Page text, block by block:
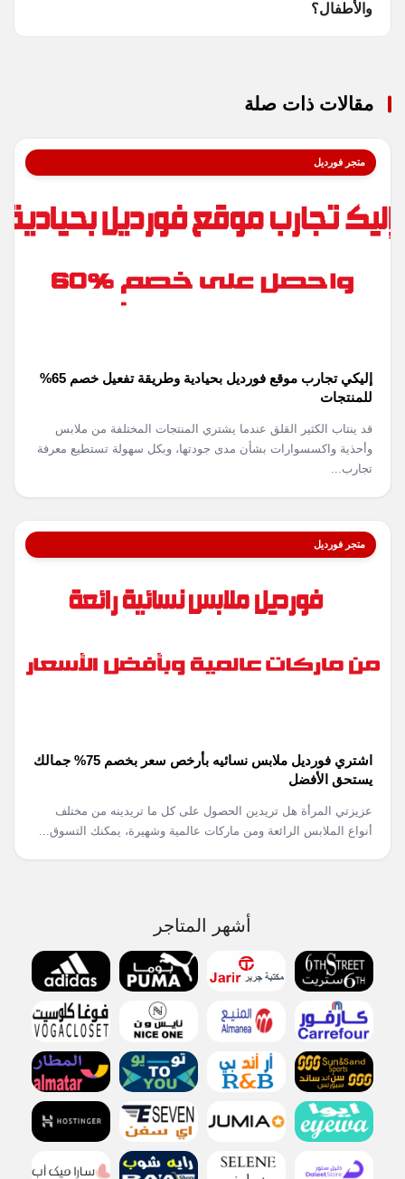
والأطفال؟
مقالات ذات صلة
متجر فورديل
إليكي تجارب موقع فورديل بحيادية وطريقة تفعيل خصم 65%
للمنتجات
قد ينتاب الكثير القلق عندما يشتري المنتجات المختلفة من ملابس
وأحذية واكسسوارات بشأن مدى جودتها، وبكل سهولة تستطيع معرفة
تجارب...
متجر فورديل
اشتري فورديل ملابس نسائيه بأرخص سعر بخصم 75% جمالك
يستحق الأفضل
عزيزتي المرأة هل تريدين الحصول على كل ما تريدينه من مختلف
أنواع الملابس الرائعة ومن ماركات عالمية وشهيرة، يمكنك التسوق...
أشهر المتاجر